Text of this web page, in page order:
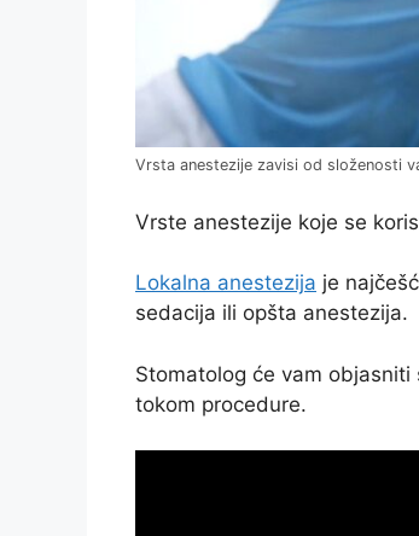
Vrsta anestezije zavisi od složenosti
Vrste anestezije koje se
Lokalna anestezija je
sedacija ili opšta anestezija.
Stomatolog će vam
tokom procedure.